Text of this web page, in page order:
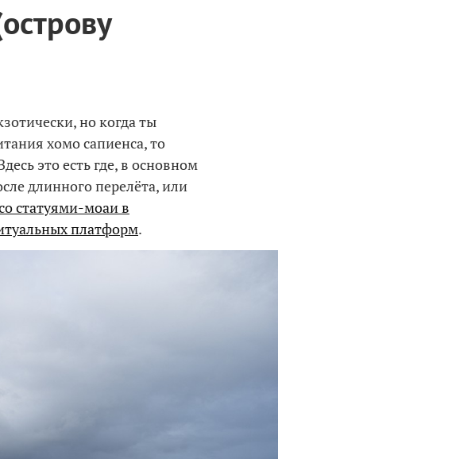
но когда ты
хомо сапиенса, то
это есть где, в основном
длинного перелёта, или
статуями-моаи в
платформ.